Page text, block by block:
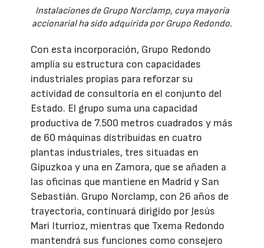
Instalaciones de Grupo Norclamp, cuya mayoría
accionarial ha sido adquirida por Grupo Redondo.
Con esta incorporación, Grupo Redondo
amplía su estructura con capacidades
industriales propias para reforzar su
actividad de consultoría en el conjunto del
Estado. El grupo suma una capacidad
productiva de 7.500 metros cuadrados y más
de 60 máquinas distribuidas en cuatro
plantas industriales, tres situadas en
Gipuzkoa y una en Zamora, que se añaden a
las oficinas que mantiene en Madrid y San
Sebastián. Grupo Norclamp, con 26 años de
trayectoria, continuará dirigido por Jesús
Mari Iturrioz, mientras que Txema Redondo
mantendrá sus funciones como consejero